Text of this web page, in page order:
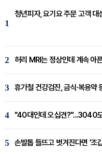
1
청년피자, 요기요 주문 고객 대
2 허리 MRI는 정상인데 계속 아
3 휴가철 건강검진, 금식·복용
4 "40대인데 오십견?"...3040
5 손발톱 들뜨고 벗겨진다면 '조